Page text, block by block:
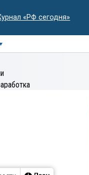
«РФ сегодня»